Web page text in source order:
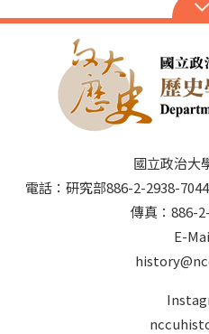
國立政治大
電話：研究部886-2-2938-
傳真：886-
E-